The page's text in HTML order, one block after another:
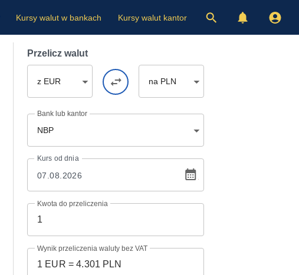
Kursy walut w bankach Kursy walut kantor
Przelicz walut
z EUR na PLN
Bank lub kantor
NBP
Kurs od dnia
Kwota do przeliczenia
Wynik przeliczenia waluty bez VAT